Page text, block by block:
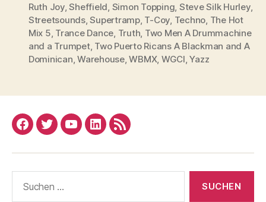
Ruth Joy,Sheffield Simon Topping Steve Silk Hurley,
Streetsounds,Supertramp, T-Coy Techno The Hot
Mix 5 Trance Dance Truth Two Men A Drummachine
and a Trumpet, Two Puerto Ricans A Blackman and A
Dominican ,Warehouse,WBMX, WGCI ,Yazz
Facebook
TwitterYouTube
LinkedRSS
nach: